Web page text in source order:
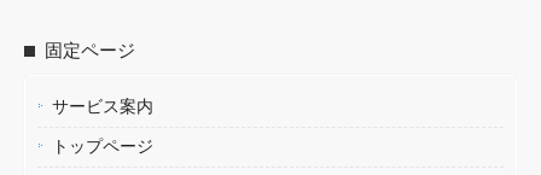
固定ページ
サービス案内
トップページ